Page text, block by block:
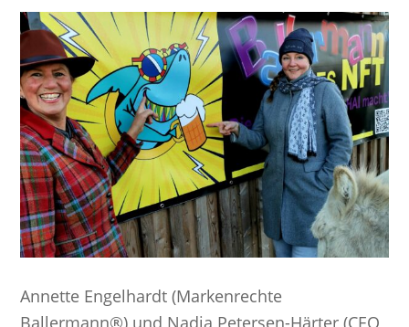
Annette Engelhardt (Markenrechte
Ballermann®) und Nadja Petersen-Härter (CEO